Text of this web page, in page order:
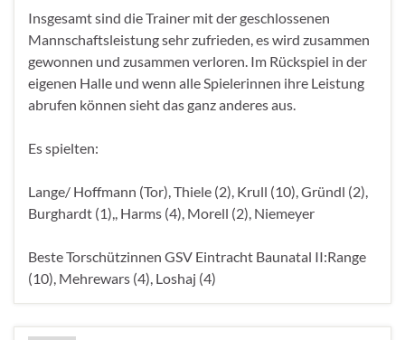
Insgesamt sind die Trainer mit der geschlossenen
Mannschaftsleistung sehr zufrieden, es wird zusammen
gewonnen und zusammen verloren. Im Rückspiel in der
eigenen Halle und wenn alle Spielerinnen ihre Leistung
abrufen können sieht das ganz anderes aus.
Es spielten:
Lange/ Hoffmann (Tor), Thiele (2), Krull (10), Gründl (2),
Burghardt (1),, Harms (4), Morell (2), Niemeyer
Beste Torschützinnen GSV Eintracht Baunatal II:Range
(10), Mehrewars (4), Loshaj (4)